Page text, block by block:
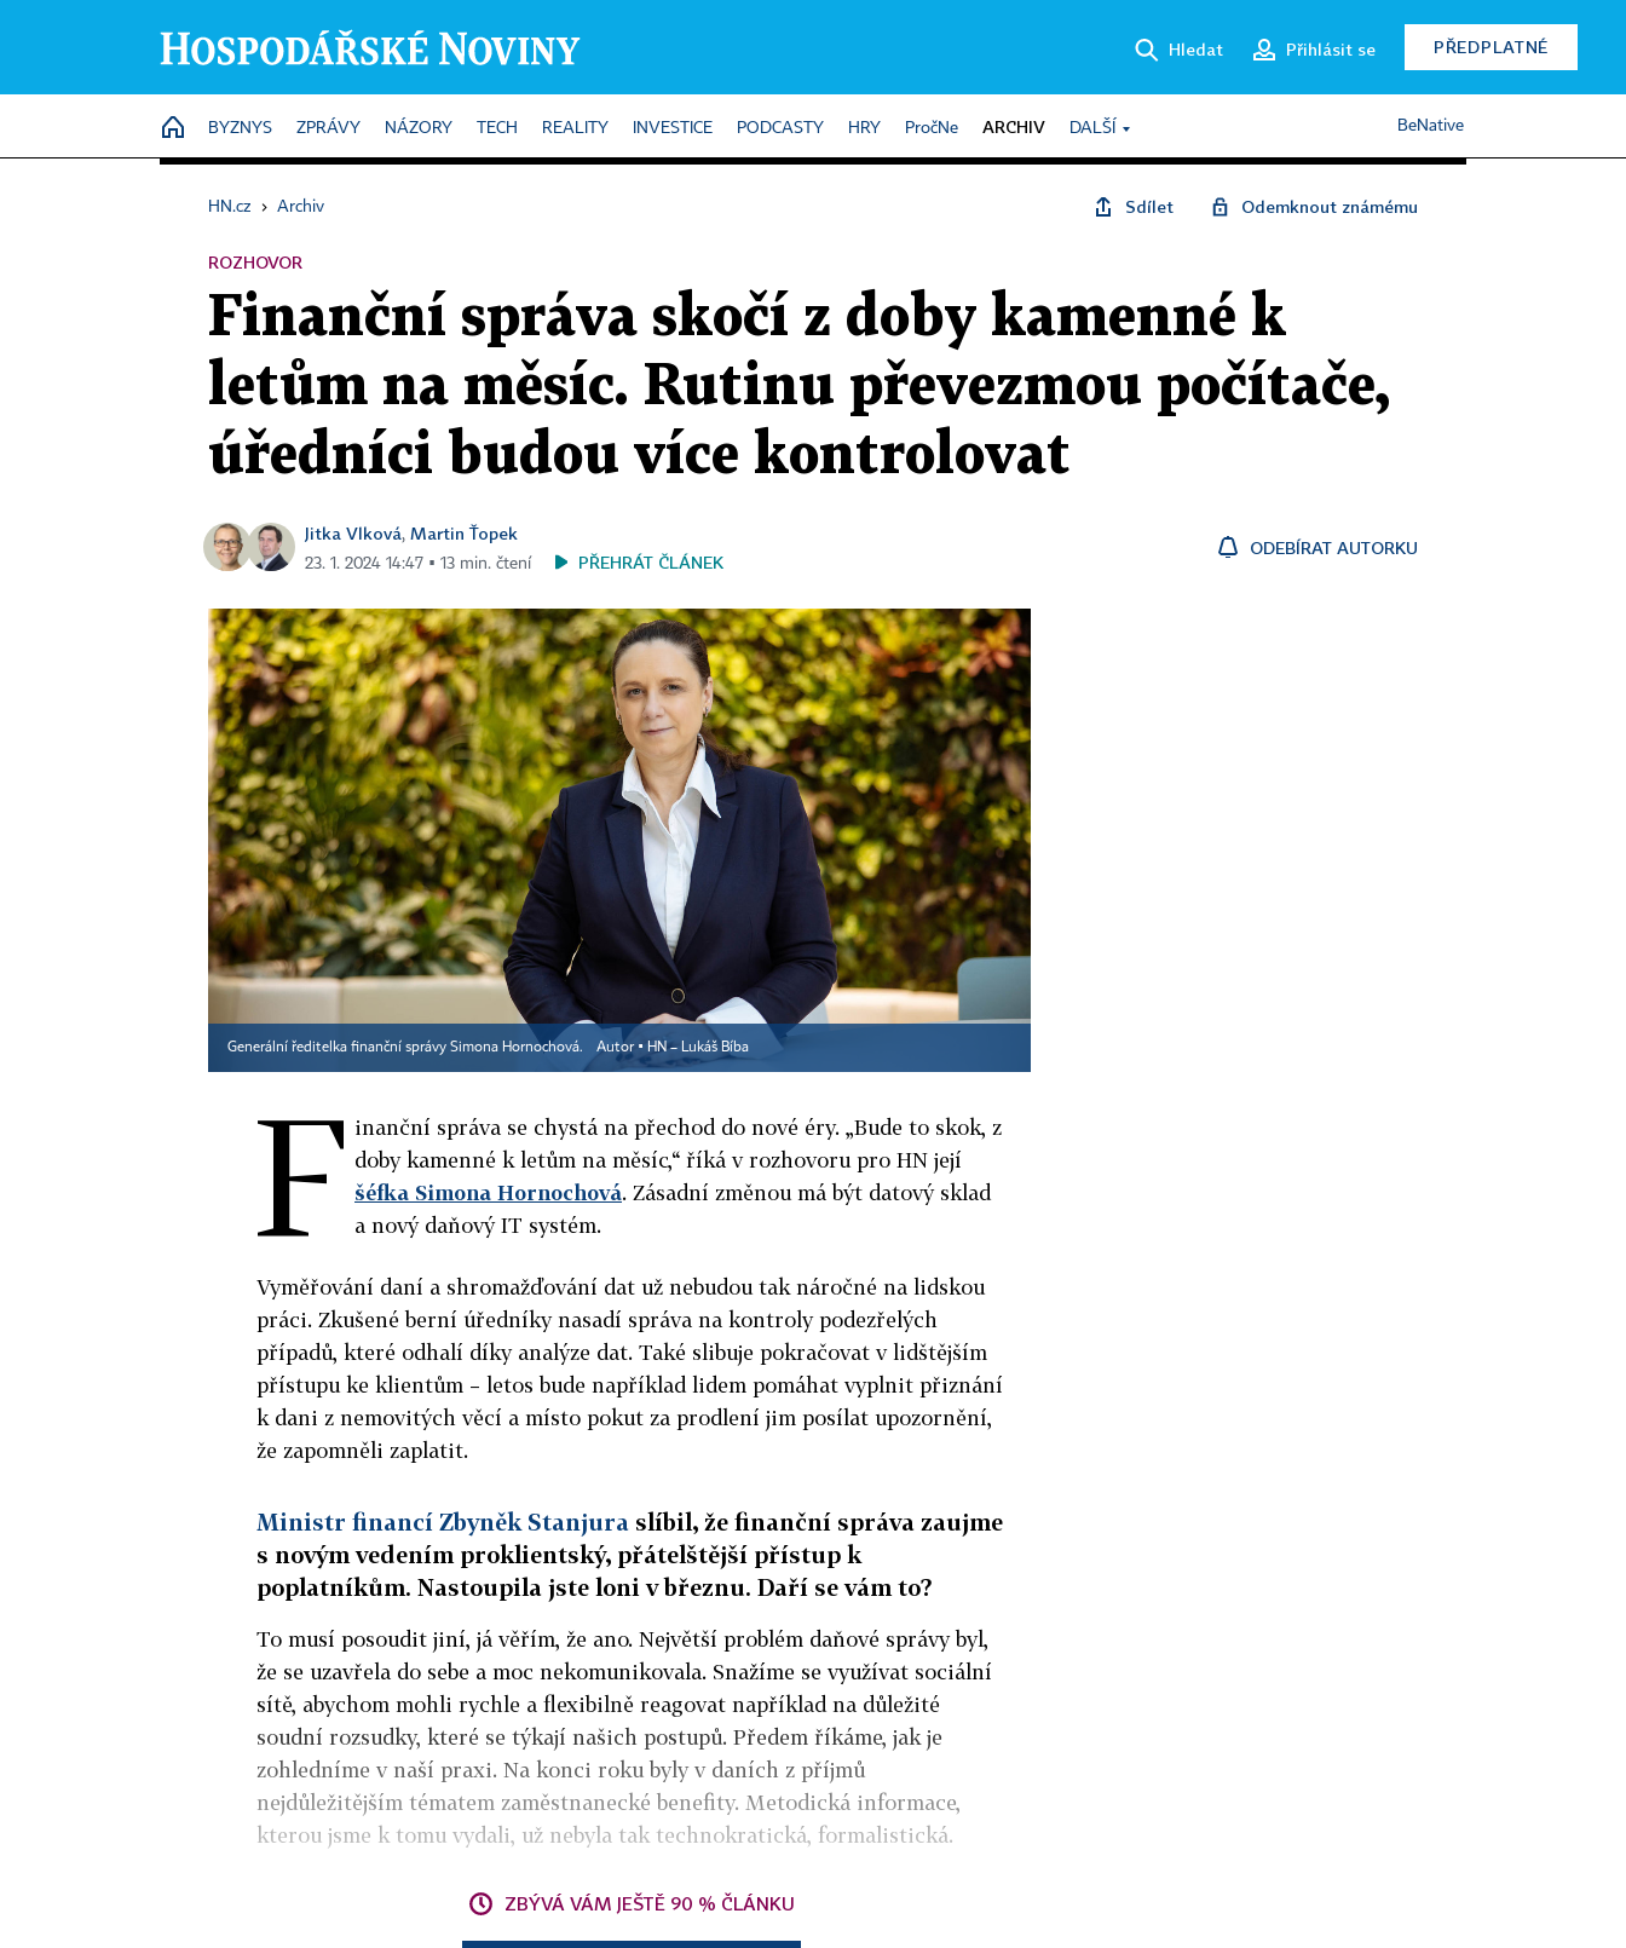
Hledat Přihlásit se PŘEDPLATNÉ
HOME
BYZNYS ZPRÁVY NÁZORY TECH REALITY INVESTICE PODCASTY HRY PročNe ARCHIV DALŠÍ BeNative
HN.cz › Archiv Sdílet Odemknout známému
ROZHOVOR
Finanční správa skočí z doby kamenné k
letům na měsíc. Rutinu převezmou počítače,
úředníci budou více kontrolovat
Jitka Vlková, Martin Ťopek
23. 1. 2024 14:47 ▪ 13 min. čtení PŘEHRÁT ČLÁNEK
ODEBÍRAT AUTORKU
Generální ředitelka finanční správy Simona Hornochová. Autor ▪ HN – Lukáš Bíba
F inanční správa se chystá na přechod do nové éry. „Bude to skok, z
doby kamenné k letům na měsíc,“ říká v rozhovoru pro HN její
šéfka Simona Hornochová. Zásadní změnou má být datový sklad
a nový daňový IT systém.
Vyměřování daní a shromažďování dat už nebudou tak náročné na lidskou
práci. Zkušené berní úředníky nasadí správa na kontroly podezřelých
případů, které odhalí díky analýze dat. Také slibuje pokračovat v lidštějším
přístupu ke klientům – letos bude například lidem pomáhat vyplnit přiznání
k dani z nemovitých věcí a místo pokut za prodlení jim posílat upozornění,
že zapomněli zaplatit.
Ministr financí Zbyněk Stanjura slíbil, že finanční správa zaujme
s novým vedením proklientský, přátelštější přístup k
poplatníkům. Nastoupila jste loni v březnu. Daří se vám to?
To musí posoudit jiní, já věřím, že ano. Největší problém daňové správy byl,
že se uzavřela do sebe a moc nekomunikovala. Snažíme se využívat sociální
sítě, abychom mohli rychle a flexibilně reagovat například na důležité
soudní rozsudky, které se týkají našich postupů. Předem říkáme, jak je
zohledníme v naší praxi. Na konci roku byly v daních z příjmů
nejdůležitějším tématem zaměstnanecké benefity. Metodická informace,
kterou jsme k tomu vydali, už nebyla tak technokratická, formalistická.
ZBÝVÁ VÁM JEŠTĚ 90 % ČLÁNKU